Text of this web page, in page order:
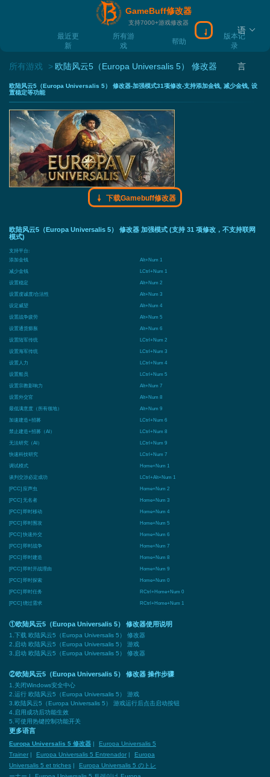
GameBuff修改器
支持7000+游戏修改器
最近更
新
所有游
戏
帮助
版本记
录
下载Gamebuff
语
言
所有游戏 欧陆风云5（Europa Universalis 5） 修改器
欧陆风云5（Europa Universalis 5） 修改器-加强模式31项修改-支持添加金钱, 减少金钱, 设
置稳定等功能
下载Gamebuff修改器
欧陆风云5（Europa Universalis 5） 修改器 加强模式 (支持 31 项修改，不支持联网
模式)
支持平台:
添加金钱
Alt+Num 1
减少金钱
LCtrl+Num 1
设置稳定
Alt+Num 2
设置虔诚度/合法性
Alt+Num 3
设定威望
Alt+Num 4
设置战争疲劳
Alt+Num 5
设置通货膨胀
Alt+Num 6
设置陆军传统
LCtrl+Num 2
设置海军传统
LCtrl+Num 3
设置人力
LCtrl+Num 4
设置船员
LCtrl+Num 5
设置宗教影响力
Alt+Num 7
设置外交官
Alt+Num 8
最低满意度（所有领地）
Alt+Num 9
加速建造+招募
LCtrl+Num 6
禁止建造+招募（AI）
LCtrl+Num 8
无法研究（AI）
LCtrl+Num 9
快速科技研究
LCtrl+Num 7
调试模式
Home+Num 1
谈判交涉必定成功
LCtrl+Alt+Num 1
[PCC] 应声虫
Home+Num 2
[PCC] 无名者
Home+Num 3
[PCC] 即时移动
Home+Num 4
[PCC] 即时围攻
Home+Num 5
[PCC] 快速外交
Home+Num 6
[PCC] 即时战争
Home+Num 7
[PCC] 即时建造
Home+Num 8
[PCC] 即时开战理由
Home+Num 9
[PCC] 即时探索
Home+Num 0
[PCC] 即时任务
RCtrl+Home+Num 0
[PCC] 绕过需求
RCtrl+Home+Num 1
①欧陆风云5（Europa Universalis 5） 修改器使用说明
1.下载 欧陆风云5（Europa Universalis 5） 修改器
2.启动 欧陆风云5（Europa Universalis 5） 游戏
3.启动 欧陆风云5（Europa Universalis 5） 修改器
②欧陆风云5（Europa Universalis 5） 修改器 操作步骤
1.关闭Windows安全中心
2.运行 欧陆风云5（Europa Universalis 5） 游戏
3.欧陆风云5（Europa Universalis 5） 游戏运行后点击启动按钮
4.启用成功后功能生效
5.可使用热键控制功能开关
更多语言
Europa Universalis 5 修改器 |
Europa Universalis 5
Trainer | Europa Universalis 5 Entrenador |
Europa
Universalis 5 et triches |
Europa Universalis 5 のトレ